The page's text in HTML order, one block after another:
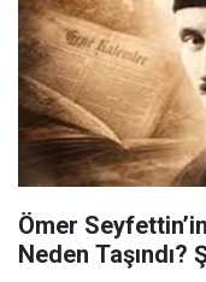
Ömer
Neden Taşındı?